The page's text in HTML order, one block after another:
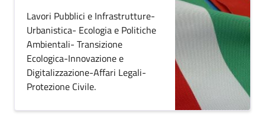
Lavori Pubblici e Infrastrutture-
Urbanistica- Ecologia e Politiche
Ambientali- Transizione
Ecologica-Innovazione e
Digitalizzazione-Affari Legali-
Protezione Civile.